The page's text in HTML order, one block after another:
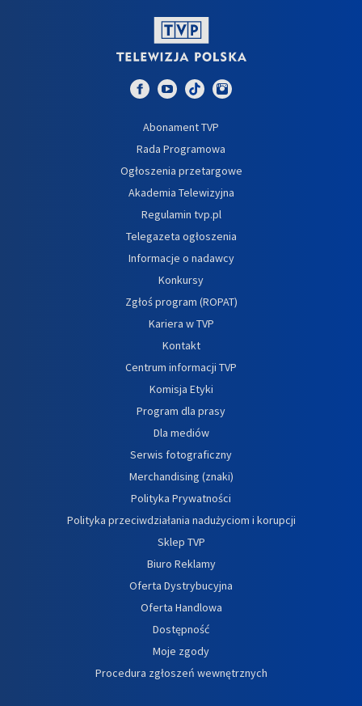
Abonament TVP
Rada Programowa
Ogłoszenia przetargowe
Akademia Telewizyjna
Regulamin tvp.pl
Telegazeta ogłoszenia
Informacje o nadawcy
Konkursy
Zgłoś program (ROPAT)
Kariera w TVP
Kontakt
Centrum informacji TVP
Komisja Etyki
Program dla prasy
Dla mediów
Serwis fotograficzny
Merchandising (znaki)
Polityka Prywatności
Polityka przeciwdziałania nadużyciom i korupcji
Sklep TVP
Biuro Reklamy
Oferta Dystrybucyjna
Oferta Handlowa
Dostępność
Moje zgody
Procedura zgłoszeń wewnętrznych